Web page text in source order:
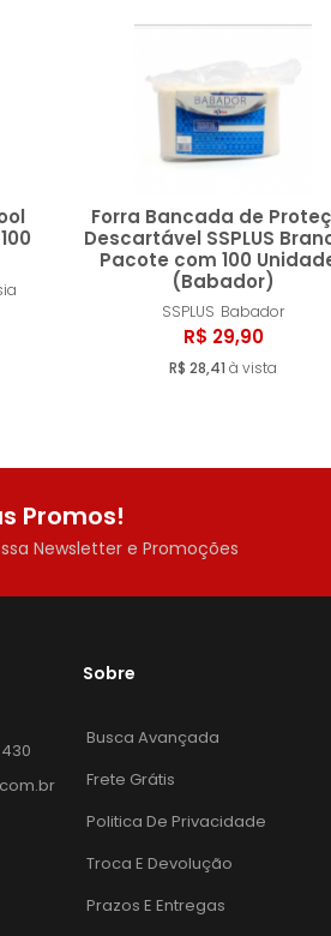
Forra Bancada de
Descartável SSPLUS
Pacote com 100
(Babador)
SSPLUS Babador
R$ 29,90
R$ 28,41 à vista
Promos!
Newsletter e Promoções
Sobre
Busca Avançada
Frete Grátis
Politica De Privacidade
Troca E Devolução
Prazos E Entregas